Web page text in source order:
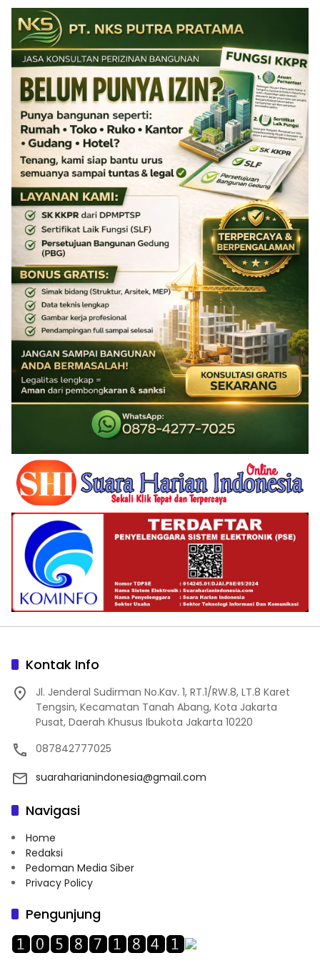
Kontak Info
Jl. Jenderal Sudirman No.Kav. 1, RT.1/RW.8, LT.8 Karet
Tengsin, Kecamatan Tanah Abang, Kota Jakarta
Pusat, Daerah Khusus Ibukota Jakarta 10220
087842777025
suaraharianindonesia@gmail.com
Navigasi
Home
Redaksi
Pedoman Media Siber
Privacy Policy
Pengunjung